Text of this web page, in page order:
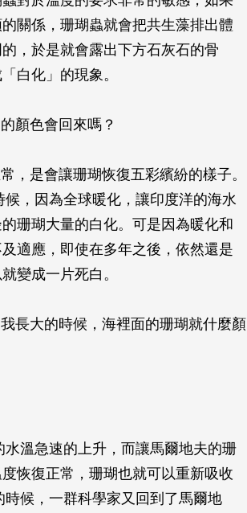
關係，珊瑚蟲就會把共生藻排出體
，於是就會露出下方石灰石的骨
白化」的現象。
顏色會回來嗎？
，是會讓珊瑚恢復五彩繽紛的樣子。
，因為全球暖化，讓印度洋的海水
珊瑚大量的白化。可是因為暖化和
適應，即使在多年之後，依然還是
變成一片死白。
長大的時候，海裡面的珊瑚就什麼顏
溫急速的上升，而讓馬爾地夫的珊
恢復正常，珊瑚也就可以重新吸收
候，一群科學家又回到了馬爾地